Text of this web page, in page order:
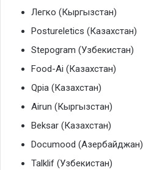
Легко (Кыргызстан)
Postureletics (Казахстан)
Stepogram (Узбекистан)
Food-Ai (Казахстан)
Qpia (Казахстан)
Airun (Кыргызстан)
Beksar (Казахстан)
Documood (Азербайджан)
Talklif (Узбекистан)